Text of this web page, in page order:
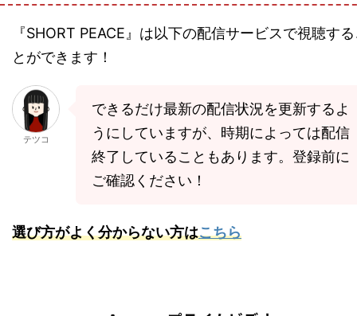
『SHORT PEACE』は以下の配信サービスで視聴す
とができます！
テツコ
できるだけ最新の配信状況を更新するよ
うにしていますが、時期によっては配信
終了していることもあります。登録前に
ご確認ください！
選び方がよく分からない方はこちら